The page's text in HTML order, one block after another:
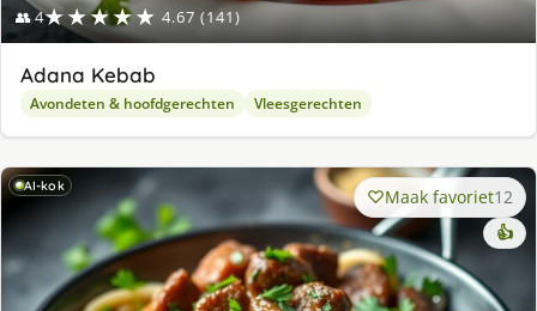
👥 4★★★★★ 4.67 (141)
Adana Kebab
Avondeten & hoofdgerechten Vleesgerechten
AI-kok Maak favoriet12
👍